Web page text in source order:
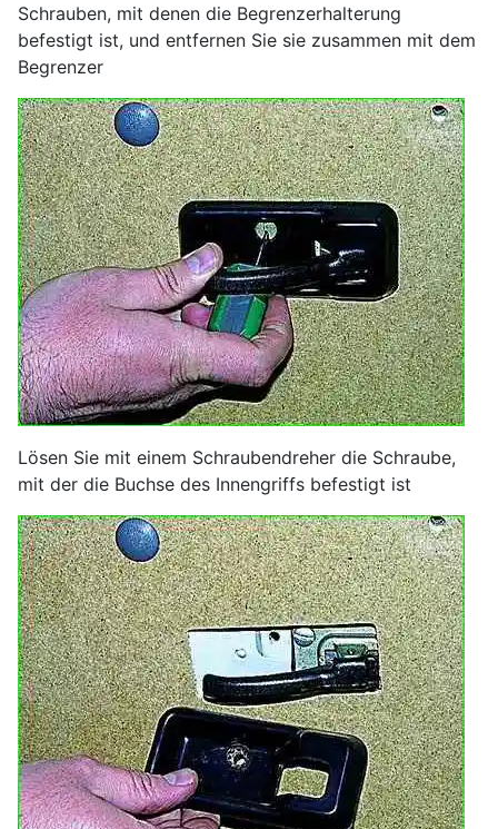
Schrauben, mit denen die Begrenzerhalterung
befestigt ist, und entfernen Sie sie zusammen mit dem
Begrenzer
Lösen Sie mit einem Schraubendreher die Schraube,
mit der die Buchse des Innengriffs befestigt ist